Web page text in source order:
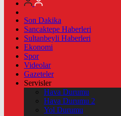
Son Dakika
Sancaktepe Haberleri
Sultanbeyli Haberleri
Ekonomi
Spor
Videolar
Gazeteler
Servisler
Hava Durumu
Hava Durumu 2
Yol Durumu